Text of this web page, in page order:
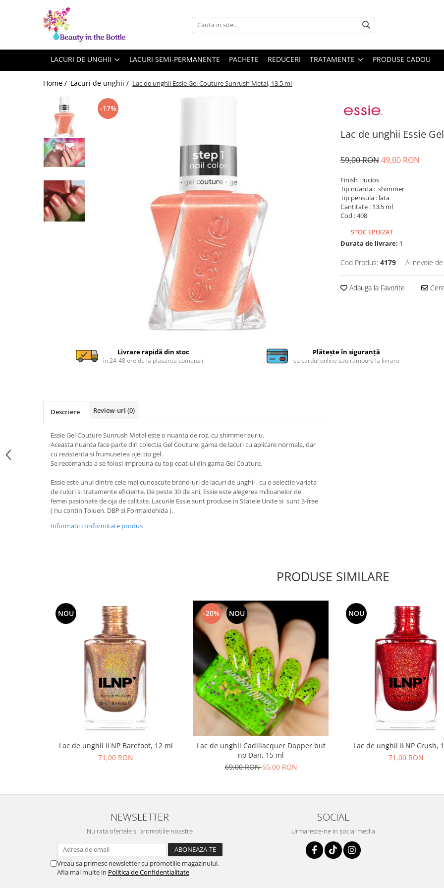
Lacuri de unghii
ILNP
Tratamente
Top Coat
LACURI DE UNGHII LACURI SEMI-PERMANENTE PACHETE REDUCERI TRATAMENTE PRODUSE CADOU
Home / Lacuri de unghii / Lac de unghii Essie Gel Couture Sunrush Metal, 13.5 ml
Lac de unghii Essie
-17%
59,00 RON49,00 RON
Finish : lucios
Tip nuanta : shimmer
Tip pensula : lata
Cantitate : 13.5 ml
Cod : 408
STOC EPUIZAT
Durata de livrare: 1
Cod Produs: 4179 Ai nevoie
Adauga la Favorite
Livrare rapidă din stoc
în 24-48 ore de la plasarea comenzii
Plătește în siguranță
cu cardul online sau ramburs la livrare
Descriere Review-uri (0)
Essie Gel Couture Sunrush Metal este o nuanta de roz, cu shimmer auriu.
Aceasta nuanta face parte din colectia Gel Couture, gama de lacuri cu aplicare normala, dar
cu rezistenta si frumusetea ojei tip gel.
Se recomanda a se folosi impreuna cu top coat-ul din gama Gel Couture.
Essie este unul dintre cele mai cunoscute brand-uri de lacuri de unghii , cu o selectie variata
de culori si tratamente eficiente. De peste 30 de ani, Essie este alegerea milioanelor de
femei pasionate de oja de calitate. Lacurile Essie sunt produse in Statele Unite si sunt 3-free
( nu contin Toluen, DBP si Formaldehida ).
Informatii conformitate produs
PRODUSE SIMILARE
NOU
Lac de unghii ILNP Barefoot, 12 ml
71,00 RON
-20% NOU
Lac de unghii Cadillacquer Dapper but
no Dan, 15 ml
69,00 RON55,00 RON
NOU
Lac de unghii ILNP Crush,
71,00 RON
NEWSLETTER
Nu rata ofertele si promotiile noastre
Vreau sa primesc newsletter cu promotiile magazinului.
Afla mai multe in Politica de Confidentialitate
SOCIAL
Urmareste-ne in social media